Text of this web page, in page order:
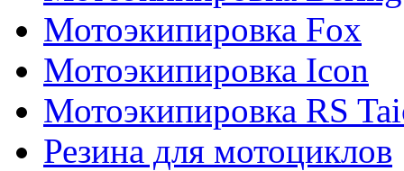
Мотоэкипировка Fox
Мотоэкипировка Icon
Мотоэкипировка RS
Резина для мотоциклов